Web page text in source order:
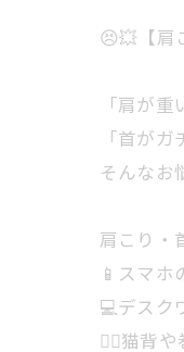
😣💥【肩
「肩が重
「首が
そんなお
肩こり・
📱スマホ
💻デスク
🧍‍♀️猫背